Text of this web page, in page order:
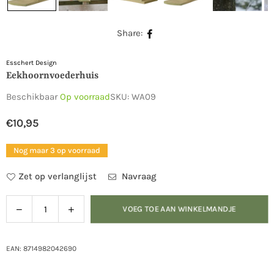
Share:
Esschert Design
Eekhoornvoederhuis
BeschikbaarOp voorraadSKU: WA09
Normale
prijs
€10,95
Nog maar 3 op voorraad
Zet op verlanglijst Navraag
Hoeveelheid
Verlaag
de
voor
Verhoog
de
voor
VOEG TOE AAN WINKELMANDJE
EAN: 8714982042690